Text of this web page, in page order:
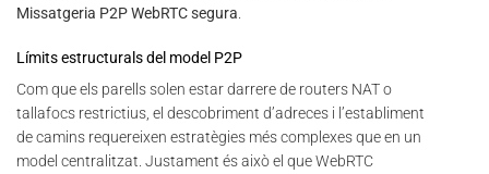
Missatgeria P2P WebRTC segura.
Límits estructurals del model P2P
Com que els parells solen estar darrere de routers NAT o
tallafocs restrictius, el descobriment d’adreces i l’establiment
de camins requereixen estratègies més complexes que en un
model centralitzat. Justament és això el que WebRTC